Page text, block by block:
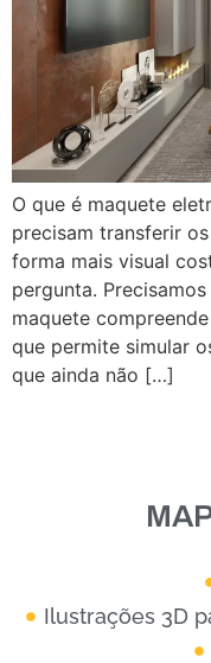
O que é maquete
precisam transferir
forma mais visual
pergunta.
maquete
que permite simular
que ainda não […]
Ilustrações 3D